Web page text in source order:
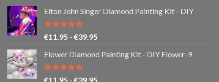
Elton John Singer Diamond Painting Kit - DIY
Gewaardeerd
€11.95 - €39.95
tot
Flower Diamond Painting Kit - DIY Flower-9
Gewaardeerd
€11.95 - €39.95